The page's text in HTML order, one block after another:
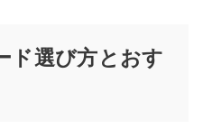
ド選び方とおす